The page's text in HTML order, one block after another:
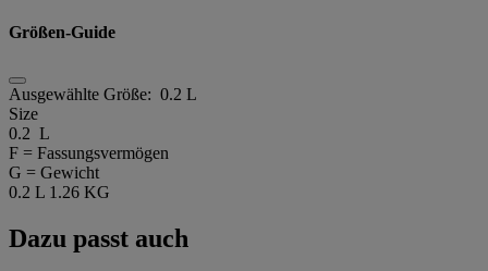
Größen-Guide
Ausgewählte Größe: 0.2 L
Size
0.2 L
F = Fassungsvermögen
G = Gewicht
0.2 L 1.26 KG
Dazu passt auch